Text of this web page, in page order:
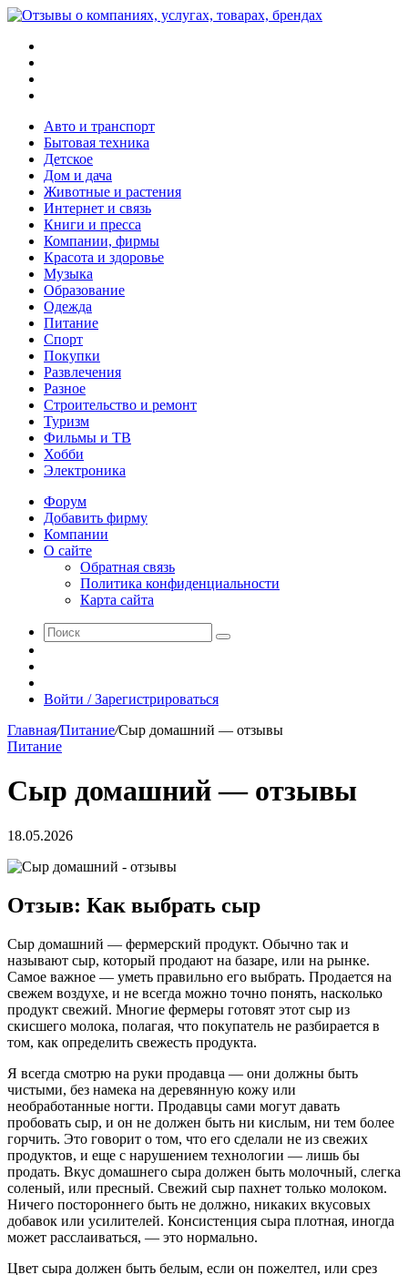
Авто и транспорт
Бытовая техника
Детское
Дом и дача
Животные и растения
Интернет и связь
Книги и пресса
Компании, фирмы
Красота и здоровье
Музыка
Образование
Одежда
Питание
Спорт
Покупки
Развлечения
Разное
Строительство и ремонт
Туризм
Фильмы и ТВ
Хобби
Электроника
Форум
Добавить фирму
Компании
О сайте
Обратная связь
Политика конфиденциальности
Карта сайта
Поиск
статья
Войти / Зарегистрироваться
Главная/Питание/Сыр домашний — отзывы
Питание
Сыр домашний — отзывы
18.05.2026
Отзыв: Как выбрать сыр
Сыр домашний — фермерский продукт. Обычно так и
называют сыр, который продают на базаре, или на рынке.
Самое важное — уметь правильно его выбрать. Продается на
свежем воздухе, и не всегда можно точно понять, насколько
продукт свежий. Многие фермеры готовят этот сыр из
скисшего молока, полагая, что покупатель не разбирается в
том, как определить свежесть продукта.
Я всегда смотрю на руки продавца — они должны быть
чистыми, без намека на деревянную кожу или
необработанные ногти. Продавцы сами могут давать
пробовать сыр, и он не должен быть ни кислым, ни тем более
горчить. Это говорит о том, что его сделали не из свежих
продуктов, и еще с нарушением технологии — лишь бы
продать. Вкус домашнего сыра должен быть молочный, слегка
соленый, или пресный. Свежий сыр пахнет только молоком.
Ничего постороннего быть не должно, никаких вкусовых
добавок или усилителей. Консистенция сыра плотная, иногда
может расслаиваться, — это нормально.
Цвет сыра должен быть белым, если он пожелтел, или срез